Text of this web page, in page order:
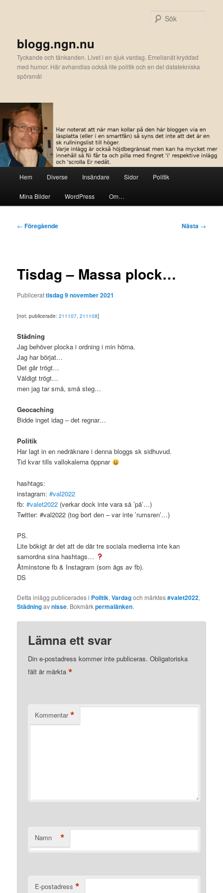
blogg.ngn.nu
Tyckande och tänkanden. Livet i en sjuk vardag. Emellanåt kryddad
med humor. Här avhandlas också lite politik och en del datatekniska
spörsmål
Hem Diverse Insändare Sidor Politik
Mina Bilder WordPress Om…
Inläggsnavigering
← Föregående Nästa →
Tisdag – Massa plock…
Publicerattisdag 9 november 2021
[not: publicerade:211107,211108]
Städning
Jag behöver plocka i ordning i min hörna.
Jag har börjat…
Det går trögt…
Väldigt trögt…
men jag tar små, små steg…
Geocaching
Bidde inget idag – det regnar…
Politik
Har lagt in en nedräknare i denna bloggs sk sidhuvud.
Tid kvar tills vallokalerna öppnar
hashtags:
instagram:#val2022
fb:#valet2022 (verkar dock inte vara så ’på’…)
Twitter: #val2022 (tog bort den – var inte ’rumsren’…)
PS.
Lite bökigt är det att de där tre sociala medierna inte kan
samordna sina hashtags…
Åtminstone fb & Instagram (som ägs av fb).
DS
Detta inlägg publicerades i Politik,Vardagoch märktes#valet2022,
Städningavnisse. Bokmärkpermalänken.
Lämna ett svar
Din e-postadress kommer inte publiceras. Obligatoriska
fält är märkta*
Kommentar *
Namn *
E-postadress *